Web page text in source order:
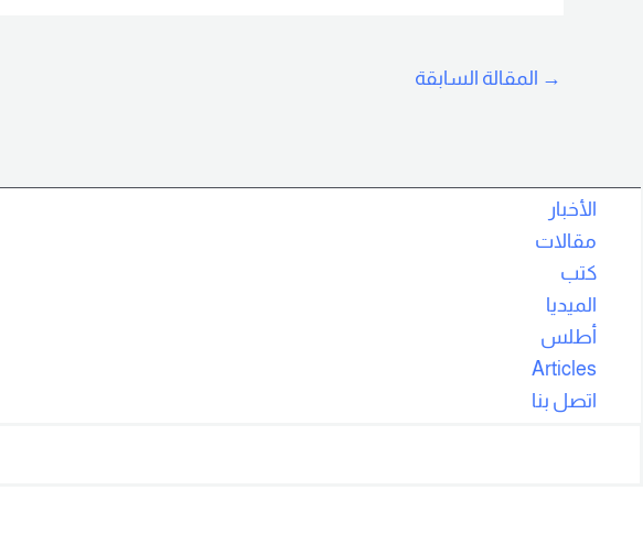
→ المقالة السابقة
الأخبار
مقالات
كتب
الميديا
أطلس
Articles
اتصل بنا